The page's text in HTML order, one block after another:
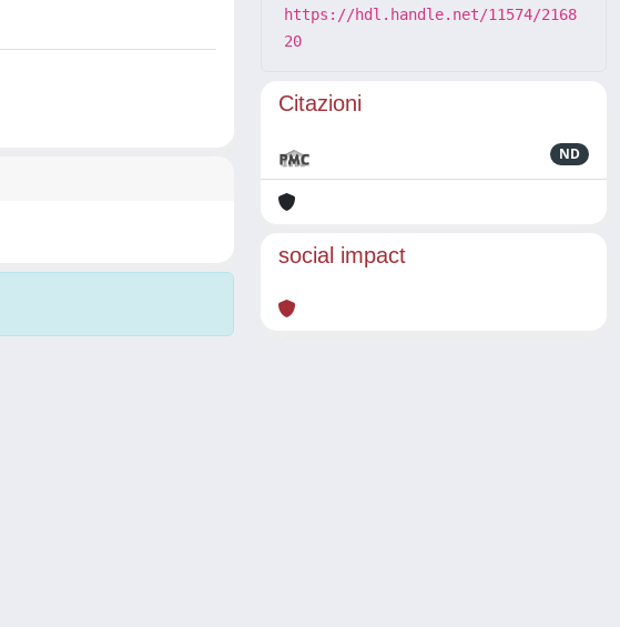
https://hdl.handle.net/11574/2168
20
Citazioni
ND
social impact